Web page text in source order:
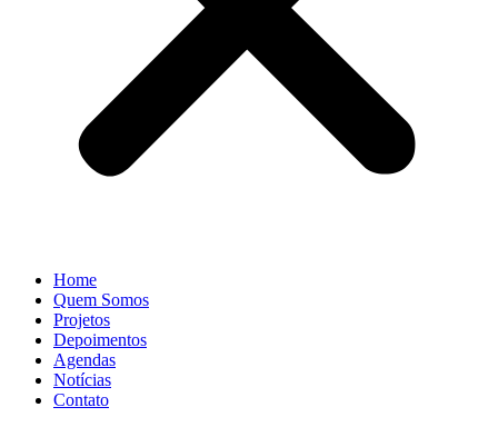
Home
Quem Somos
Projetos
Depoimentos
Agendas
Notícias
Contato